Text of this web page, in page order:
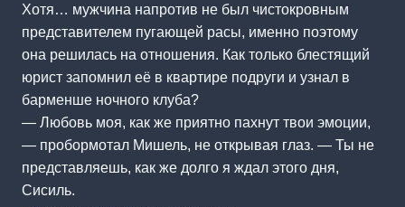
Хотя… мужчина напротив не был чистокровным
представителем пугающей расы, именно поэтому
она решилась на отношения. Как только блестящий
юрист запомнил её в квартире подруги и узнал в
барменше ночного клуба?
— Любовь моя, как же приятно пахнут твои эмоции,
— пробормотал Мишель, не открывая глаз. — Ты не
представляешь, как же долго я ждал этого дня,
Сисиль.